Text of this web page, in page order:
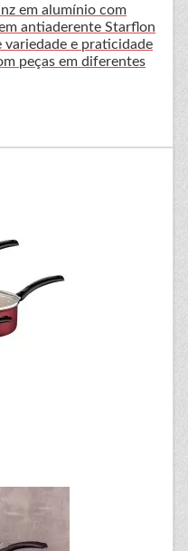
em alumínio com
antiaderente Starflon
variedade e praticidade
peças em diferentes